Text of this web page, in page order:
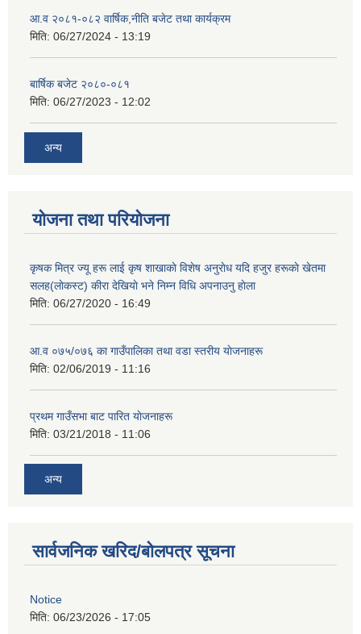
आ.व २०८१-०८२ वार्षिक,नीति बजेट तथा कार्यक्रम
मिति: 06/27/2024 - 13:19
बार्षिक बजेट २०८०-०८१
मिति: 06/27/2023 - 12:02
अन्य
योजना तथा परियोजना
कृषक मित्र ज्यू हरू लाई कृष शाखाकाे विशेष अनुराेध यदि हजुर हरूकाे खेतमा
सलह(लाेकस्ट) कीरा देखियाे भने निम्न विधि अपनाउनु हाेला
मिति: 06/27/2020 - 16:49
आ‍.व ०७५/०७६ का गाउँपालिका तथा वडा स्तरीय याेजनाहरू
मिति: 02/06/2019 - 11:16
प्रथम गाउँसभा बाट पारित याेजनाहरू
मिति: 03/21/2018 - 11:06
अन्य
सार्वजनिक खरिद/बोलपत्र सूचना
Notice
मिति: 06/23/2026 - 17:05